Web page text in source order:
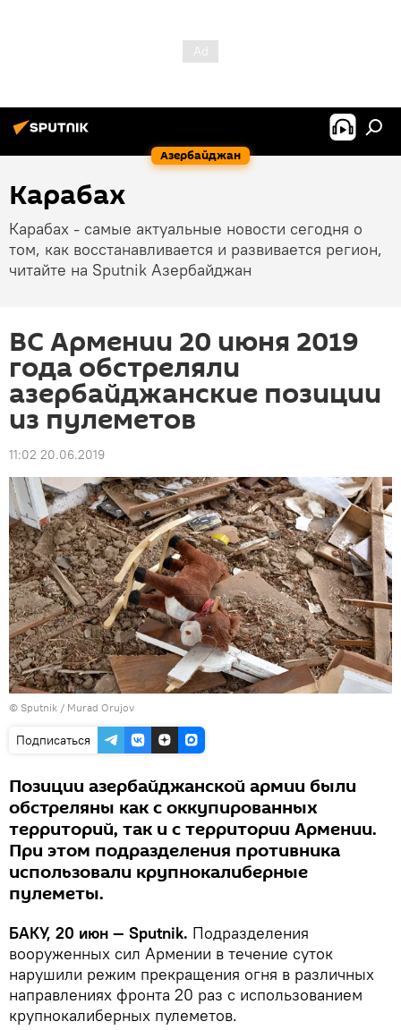
Азербайджан
Карабах
Карабах - самые актуальные новости сегодня о
том, как восстанавливается и развивается регион,
читайте на Sputnik Азербайджан
ВС Армении 20 июня 2019
года обстреляли
азербайджанские позиции
из пулеметов
11:02 20.06.2019
© Sputnik / Murad Orujov
Подписаться
Позиции азербайджанской армии были
обстреляны как с оккупированных
территорий, так и с территории Армении.
При этом подразделения противника
использовали крупнокалиберные
пулеметы.
БАКУ, 20 июн — Sputnik. Подразделения
вооруженных сил Армении в течение суток
нарушили режим прекращения огня в различных
направлениях фронта 20 раз с использованием
крупнокалиберных пулеметов.